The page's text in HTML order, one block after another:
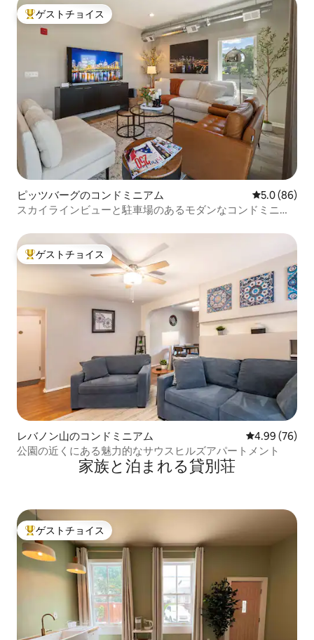
大好評のゲストチョイスです。
ゲストチョイス
ピッツバーグのコンドミニアム レビュー86
5.0 (86)
スカイラインビューと駐車場のあるモダンなコンドミニア
大好評のゲストチョイスです。
ゲストチョイス
レバノン山のコンドミニアム レビュー76
4.99 (76)
公園の近くにある魅力的なサウスヒルズアパートメント
家族と泊まれる貸別荘
大好評のゲストチョイスです。
ゲストチョイス